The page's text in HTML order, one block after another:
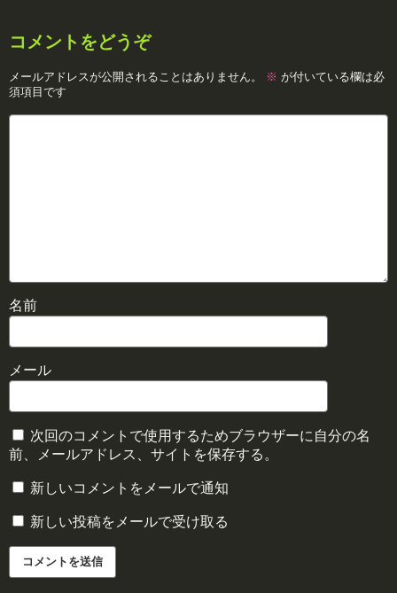
コメントをどうぞ
メールアドレスが公開されることはありません。 ※ が付いている欄は必
須項目です
名前
メール
次回のコメントで使用するためブラウザーに自分の名
前、メールアドレス、サイトを保存する。
新しいコメントをメールで通知
新しい投稿をメールで受け取る